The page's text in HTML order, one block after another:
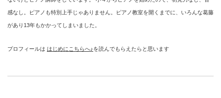
感なし。ピアノも特別上手じゃありません。ピアノ教室を開くまでに、いろんな葛藤
があり13年もかかってしまいました。
プロフィールは はじめにこちらへ♪を読んでもらえたらと思います